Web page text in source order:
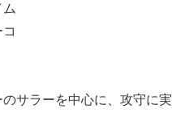
サラーを中心に、攻守に実